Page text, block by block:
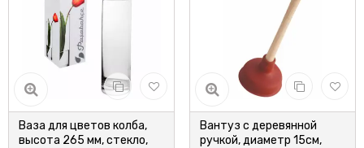
Ваза для цветов колба,
высота 265 мм, стекло,
Вантуз с деревянной
ручкой, диаметр 15см,